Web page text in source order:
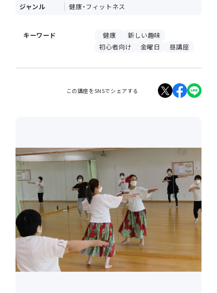
ジャンル 健康・フィットネス
キーワード 健康
新しい趣味
初心者向け
金曜日 昼講座
この講座をSNSでシェアする